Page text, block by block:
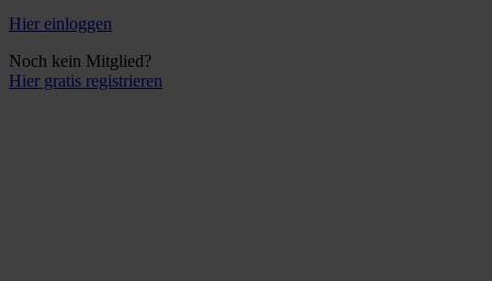
Hier einloggen
Noch kein Mitglied?
Hier gratis registrieren